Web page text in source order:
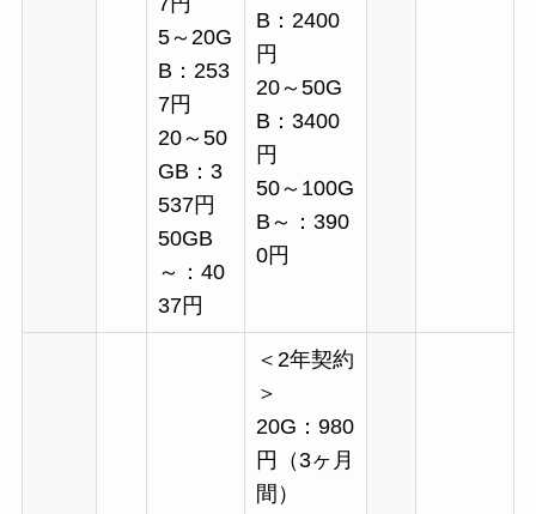
5～20G
B：253
7円
20～50
GB：3
537円
50GB
～：40
37円
B：2400
円
20～50G
B：3400
円
50～100G
B～：390
0円
＜2年契約
＞
20G：980
円（3ヶ月
間）